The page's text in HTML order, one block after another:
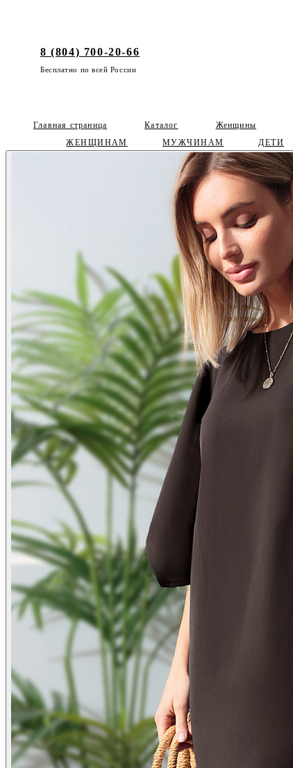
8 (804) 700-20-66
Бесплатно по всей России
ЖЕНЩИНАМ МУЖЧИНАМ ДЕТИ
Главная страница Каталог Женщины